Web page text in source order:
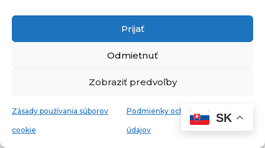
Prijať
Odmietnuť
Zobraziť predvoľby
Zásady používania súborov
cookie
Podmienky ochrany osobných
údajov
Lektorovala som majiteľov e-shopov,
školila zahraničných obchodníkov. Mojou
biznis development na
Som Raynet ambasador
SK